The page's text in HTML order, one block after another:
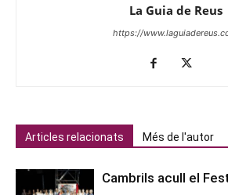
La Guia de Reus
https://
Articles relacionats Més de l'autor
Cambrils acull el